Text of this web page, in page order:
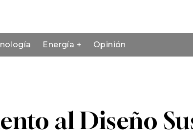
Energía + Opinión
al Diseño